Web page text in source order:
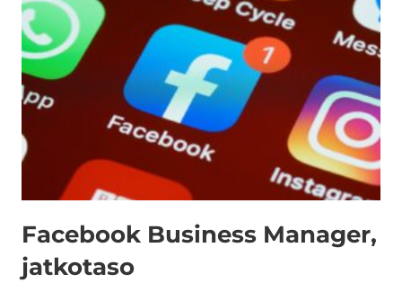
Facebook Business Manager,
jatkotaso